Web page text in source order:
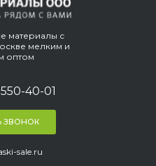
материалы с
мелким и
оптом
40-01
ЗВОНОК
sale.ru